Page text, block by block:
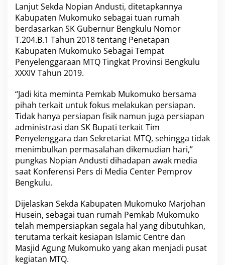
e
-
X
X
I
V
T
n
2
0
1
9
Lanjut Sekda Nopian Andusti, ditetapkannya
Kabupaten Mukomuko sebagai tuan rumah
berdasarkan SK Gubernur Bengkulu Nomor
T.204.B.1 Tahun 2018 tentang Penetapan
Kabupaten Mukomuko Sebagai Tempat
Penyelenggaraan MTQ Tingkat Provinsi Bengkulu
XXXIV Tahun 2019.
“Jadi kita meminta Pemkab Mukomuko bersama
pihah terkait untuk fokus melakukan persiapan.
Tidak hanya persiapan fisik namun juga persiapan
administrasi dan SK Bupati terkait Tim
Penyelenggara dan Sekretariat MTQ, sehingga tidak
menimbulkan permasalahan dikemudian hari,”
pungkas Nopian Andusti dihadapan awak media
saat Konferensi Pers di Media Center Pemprov
Bengkulu.
Dijelaskan Sekda Kabupaten Mukomuko Marjohan
Husein, sebagai tuan rumah Pemkab Mukomuko
telah mempersiapkan segala hal yang dibutuhkan,
terutama terkait kesiapan Islamic Centre dan
Masjid Agung Mukomuko yang akan menjadi pusat
kegiatan MTQ.